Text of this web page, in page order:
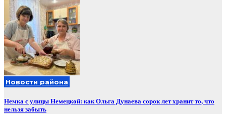
Новости района
Немка с улицы Немецкой: как Ольга Дунаева сорок лет хранит то, что
нельзя забыть